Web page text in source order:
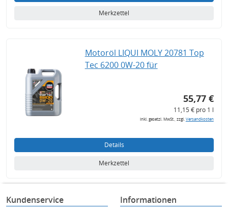
Merkzettel
Motoröl LIQUI MOLY 20781 Top
Tec 6200 0W-20 für
55,77 €
11,15 € pro 1 l
inkl. gesetzl. MwSt., zzgl.Versandkosten
Details
Merkzettel
Kundenservice Informationen